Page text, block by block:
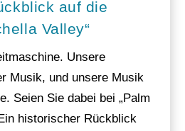
auf die
Valley“
Unsere
Musik, und unsere Musik
Seien Sie dabei bei „Palm
historischer Rückblick